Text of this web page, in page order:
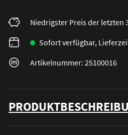
Niedrigster Preis der letzten
Sofort verfügbar,
Artikelnummer: 25100016